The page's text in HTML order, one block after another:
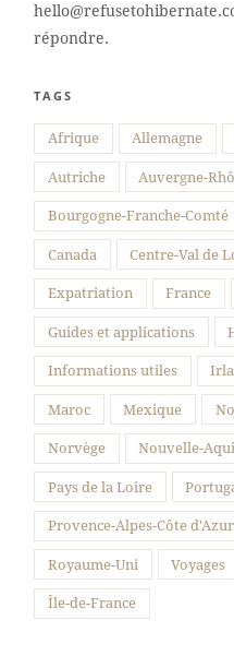
répondre.
TAGS
Afrique Allemagne
Autriche Auvergne-
Bourgogne-Franche-Comté
Canada Centre-Val de
Expatriation France
Guides et applications
Informations utiles
Maroc Mexique
Norvège Nouvelle-
Pays de la Loire
Provence-Alpes-Côte d'Azur
Royaume-Uni Voyages
Île-de-France